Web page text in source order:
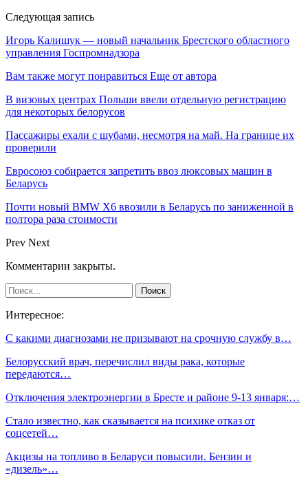
Следующая запись
Игорь Калишук — новый начальник Брестского областного
управления Госпромнадзора
Вам также могут понравиться Еще от автора
В визовых центрах Польши ввели отдельную регистрацию
для некоторых белорусов
Пассажиры ехали с шубами, несмотря на май. На границе их
проверили
Евросоюз собирается запретить ввоз люксовых машин в
Беларусь
Почти новый BMW X6 ввозили в Беларусь по заниженной в
полтора раза стоимости
Prev Next
Комментарии закрыты.
Интересное:
С какими диагнозами не призывают на срочную службу в…
Белорусский врач, перечислил виды рака, которые
передаются…
Отключения электроэнергии в Бресте и районе 9-13 января:…
Стало известно, как сказывается на психике отказ от
соцсетей…
Акцизы на топливо в Беларуси повысили. Бензин и
«дизель»…